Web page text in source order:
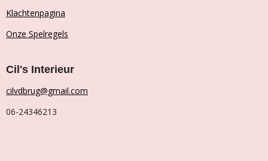
Klachtenpagina
Onze Spelregels
Cil's Interieur
cilvdbrug@gmail.com
06-24346213